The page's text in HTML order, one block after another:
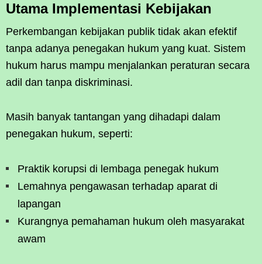
Utama Implementasi Kebijakan
Perkembangan kebijakan publik tidak akan efektif
tanpa adanya penegakan hukum yang kuat. Sistem
hukum harus mampu menjalankan peraturan secara
adil dan tanpa diskriminasi.
Masih banyak tantangan yang dihadapi dalam
penegakan hukum, seperti:
Praktik korupsi di lembaga penegak hukum
Lemahnya pengawasan terhadap aparat di
lapangan
Kurangnya pemahaman hukum oleh masyarakat
awam